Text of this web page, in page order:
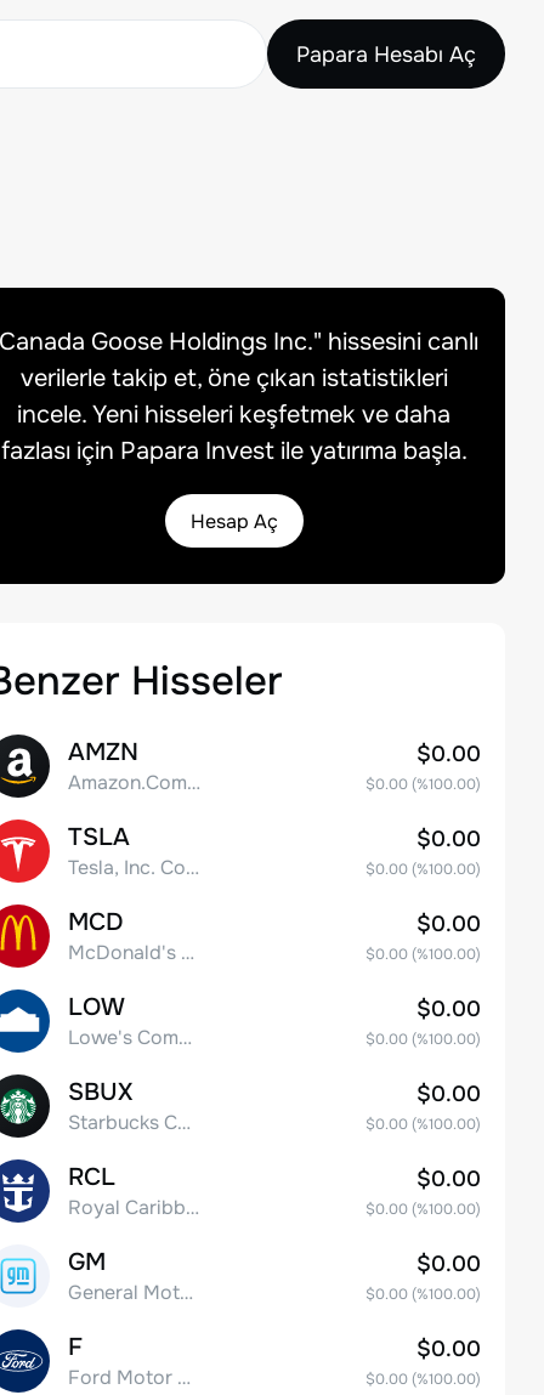
Papara Hesabı Aç
Canada Goose Holdings Inc." hissesini canlı
verilerle takip et, öne çıkan istatistikleri
incele. Yeni hisseleri keşfetmek ve daha
fazlası için Papara Invest ile yatırıma başla.
Hesap Aç
Hisseler
AMZN
Amazon.Com Inc
$0.00
$0.00(%100.00)
TSLA
Tesla, Inc. Common Stock
$0.00
$0.00(%100.00)
MCD
McDonald's Corporation
$0.00
$0.00(%100.00)
LOW
Lowe's Companies Inc.
$0.00
$0.00(%100.00)
SBUX
Starbucks Corp
$0.00
$0.00(%100.00)
RCL
Royal Caribbean Group
$0.00
$0.00(%100.00)
GM
General Motors Company
$0.00
$0.00(%100.00)
F
Ford Motor Company
$0.00
$0.00(%100.00)